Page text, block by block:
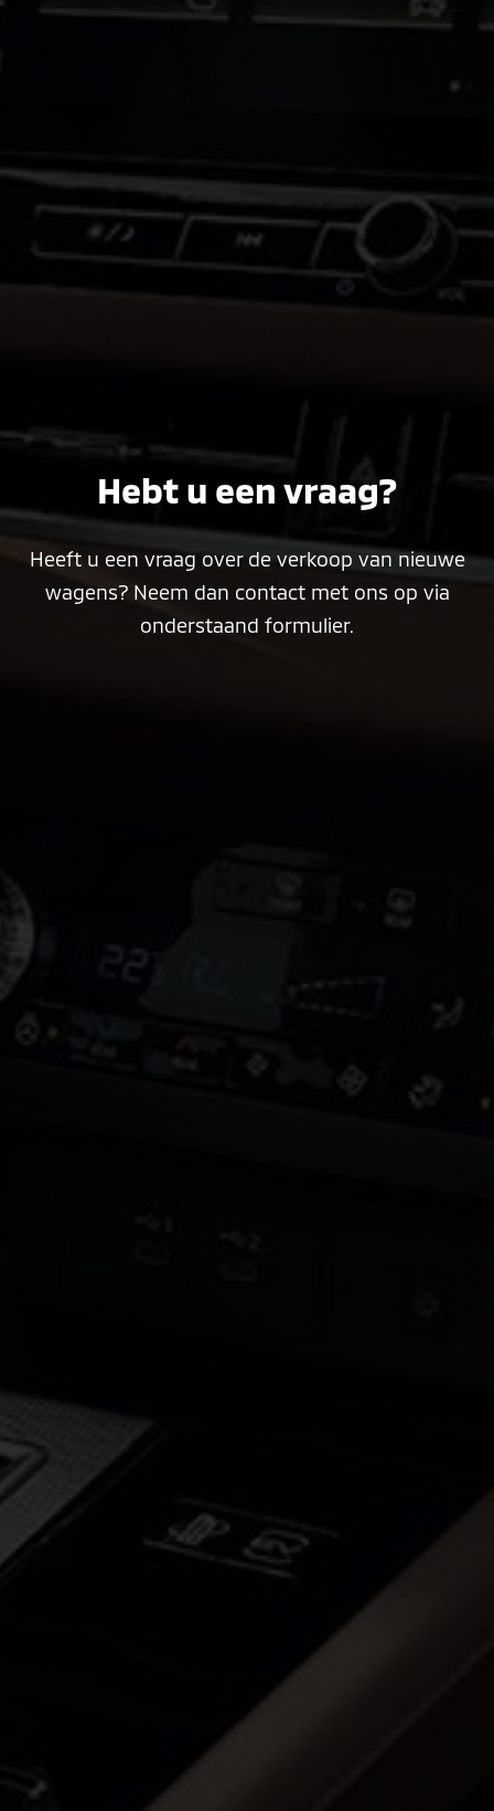
Hebt u een vraag?
Heeft u een vraag over de verkoop van nieuwe
wagens? Neem dan contact met ons op via
onderstaand formulier.